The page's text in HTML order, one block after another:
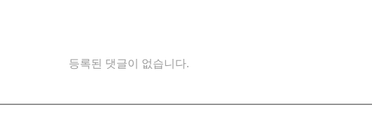
등록된 댓글이 없습니다.